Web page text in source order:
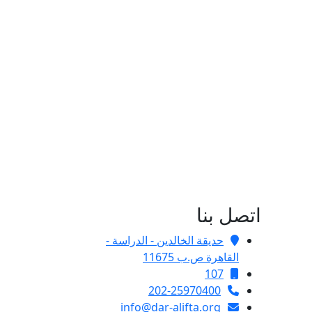
اتصل بنا
حديقة الخالدين - الدراسة -
القاهرة ص.ب 11675
107
202-25970400
info@dar-alifta.org